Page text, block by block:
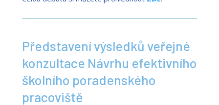
Představení výsledků veřejné
konzultace Návrhu efektivního
školního poradenského
pracoviště